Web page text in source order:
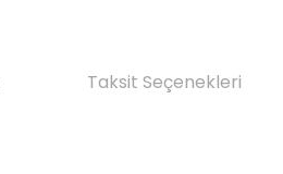
Taksit Seçenekleri